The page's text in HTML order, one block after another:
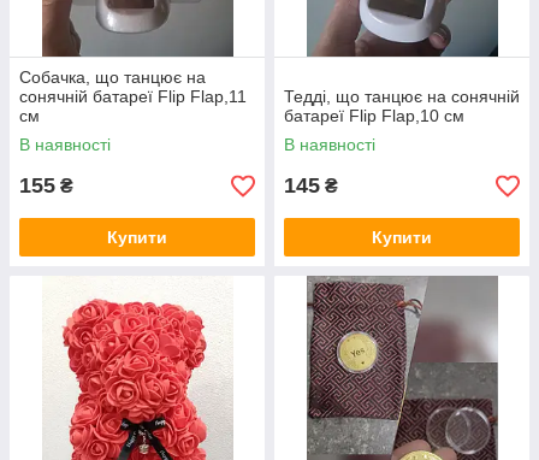
Собачка, що танцює на
сонячній батареї Flip Flap,11
см
В наявності
155 ₴
Купити
Тедді, що танцює на сонячній
батареї Flip Flap,10 см
В наявності
145 ₴
Купити